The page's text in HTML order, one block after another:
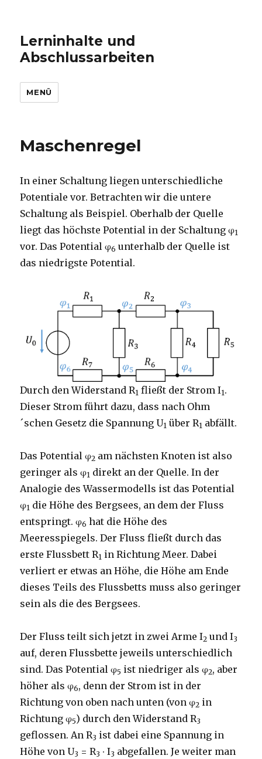
Lerninhalte und
Abschlussarbeiten
MENÜ
Maschenregel
In einer Schaltung liegen unterschiedliche
Potentiale vor. Betrachten wir die untere
Schaltung als Beispiel. Oberhalb der Quelle
liegt das höchste Potential in der Schaltung φ1
vor. Das Potential φ6 unterhalb der Quelle ist
das niedrigste Potential.
Durch den Widerstand R1 fließt der Strom I1.
Dieser Strom führt dazu, dass nach Ohm
´schen Gesetz die Spannung U1 über R1 abfällt.
Das Potential φ2 am nächsten Knoten ist also
geringer als φ1 direkt an der Quelle. In der
Analogie des Wassermodells ist das Potential
φ1 die Höhe des Bergsees, an dem der Fluss
entspringt. φ6 hat die Höhe des
Meeresspiegels. Der Fluss fließt durch das
erste Flussbett R1 in Richtung Meer. Dabei
verliert er etwas an Höhe, die Höhe am Ende
dieses Teils des Flussbetts muss also geringer
sein als die des Bergsees.
Der Fluss teilt sich jetzt in zwei Arme I2 und I3
auf, deren Flussbette jeweils unterschiedlich
sind. Das Potential φ5 ist niedriger als φ2, aber
höher als φ6, denn der Strom ist in der
Richtung von oben nach unten (von φ2 in
Richtung φ5) durch den Widerstand R3
geflossen. An R3 ist dabei eine Spannung in
Höhe von U3 = R3 ∙ I3 abgefallen. Je weiter man